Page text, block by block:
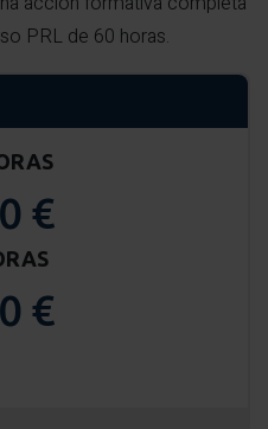
PRL de 60 horas.
€
€